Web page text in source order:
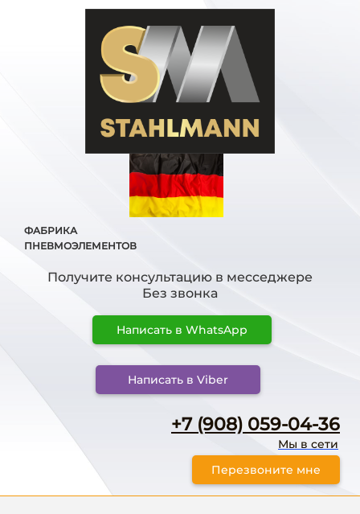
ФАБРИКА
ПНЕВМОЭЛЕМЕНТОВ
Получите консультацию в месседжере
Без звонка
Написать в WhatsApp
Написать в Viber
+7 (908) 059-04-36
Мы в сети
Перезвоните мне